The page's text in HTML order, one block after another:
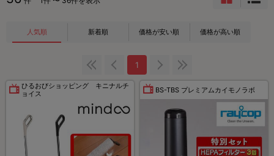
人気順 新着順 価格が安い順 価格が高い順
1
ひるおびショッピング キニナルチ
ョイス
BS-TBS プレミアムカイモノラボ